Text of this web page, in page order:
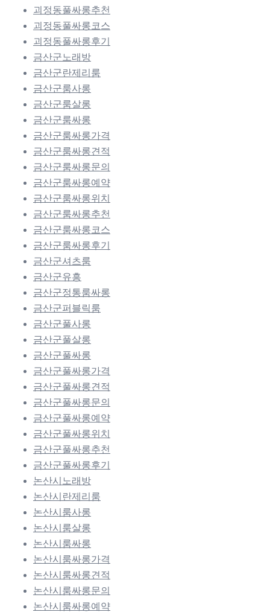
괴정동풀싸롱추천
괴정동풀싸롱코스
괴정동풀싸롱후기
금산군노래방
금산군란제리룸
금산군룸사롱
금산군룸살롱
금산군룸싸롱
금산군룸싸롱가격
금산군룸싸롱견적
금산군룸싸롱문의
금산군룸싸롱예약
금산군룸싸롱위치
금산군룸싸롱추천
금산군룸싸롱코스
금산군룸싸롱후기
금산군셔츠룸
금산군유흥
금산군정통룸싸롱
금산군퍼블릭룸
금산군풀사롱
금산군풀살롱
금산군풀싸롱
금산군풀싸롱가격
금산군풀싸롱견적
금산군풀싸롱문의
금산군풀싸롱예약
금산군풀싸롱위치
금산군풀싸롱추천
금산군풀싸롱후기
논산시노래방
논산시란제리룸
논산시룸사롱
논산시룸살롱
논산시룸싸롱
논산시룸싸롱가격
논산시룸싸롱견적
논산시룸싸롱문의
논산시룸싸롱예약